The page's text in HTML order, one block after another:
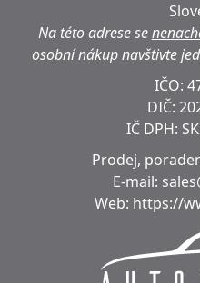
Na této adrese se
osobní nákup navštivte
IČO:
DIČ:
IČ DPH:
Prodej,
E-mail:
Web: https://